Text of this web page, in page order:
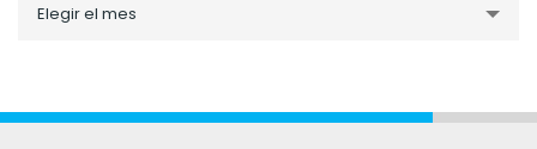
porElegir el mes